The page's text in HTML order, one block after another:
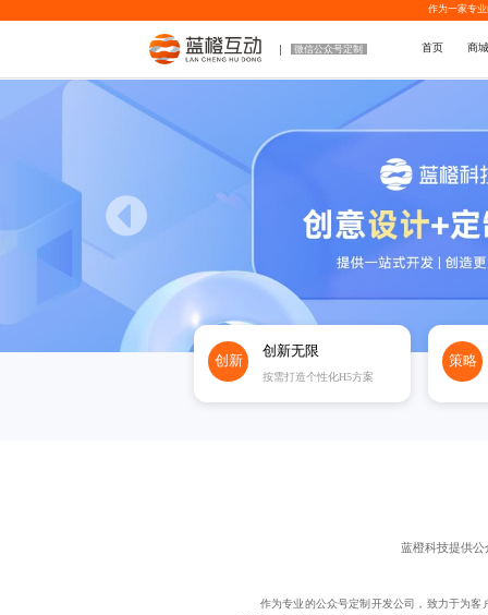
作为一家专业
微信公众号定制 首页 商
创新
创新无限
按需打造个性化H5方案
策略
蓝橙科技提供公
作为专业的公众号定制开发公司
，致力于为